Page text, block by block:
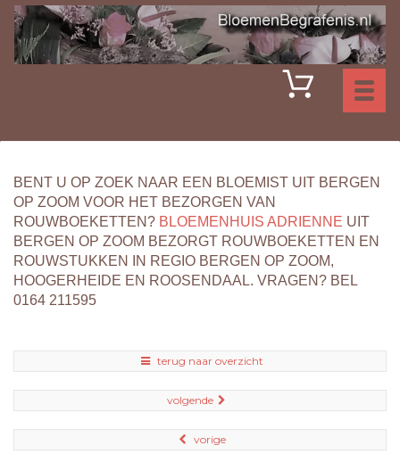
BENT U OP ZOEK NAAR EEN BLOEMIST UIT BERGEN
OP ZOOM VOOR HET BEZORGEN VAN
ROUWBOEKETTEN? BLOEMENHUIS ADRIENNE UIT
BERGEN OP ZOOM BEZORGT ROUWBOEKETTEN EN
ROUWSTUKKEN IN REGIO BERGEN OP ZOOM,
HOOGERHEIDE EN ROOSENDAAL. VRAGEN? BEL
0164 211595
terug naar overzicht
volgende
vorige